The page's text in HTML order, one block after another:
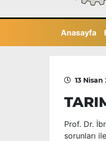
Anasayfa
13 Nisan
Prof. Dr.
sorunları